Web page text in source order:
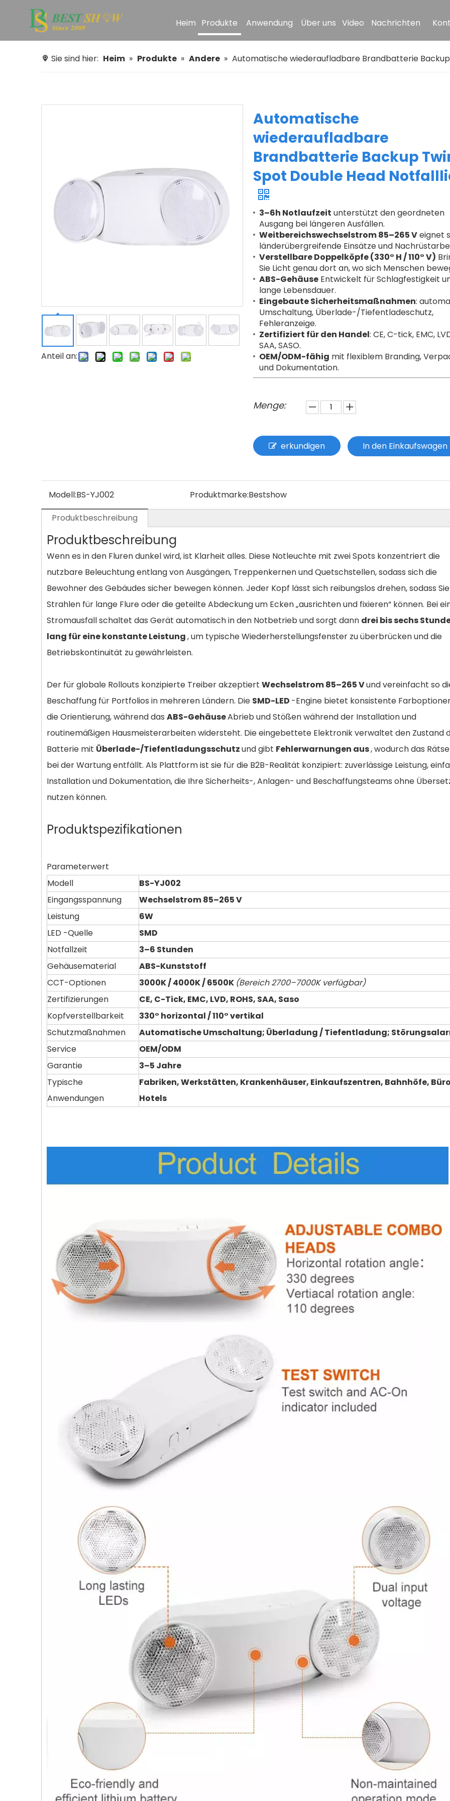
Heim Produkte Anwendung Über uns Video Nachrichten
Sie sind hier: Heim » Produkte » Andere » Automatische wiederaufladbare Brandbatterie
Anteil an:
Automatische
wiederaufladbare
Brandbatterie Backup
Spot Double Head
3–6h Notlaufzeit unterstützt den geordneten
Ausgang bei längeren Ausfällen.
Weitbereichswechselstrom 85–265 Veignet
länderübergreifende Einsätze und
Verstellbare Doppelköpfe (330° H / 110° V)
Sie Licht genau dort an, wo sich Menschen
ABS-Gehäuse Entwickelt für Schlagfestigkeit
lange Lebensdauer.
Eingebaute Sicherheitsmaßnahmen:
Umschaltung, Überlade-/Tiefentladeschutz,
Fehleranzeige.
Zertifiziert für den Handel: CE, C-tick, EMC,
SAA, SASO.
OEM/ODM-fähig mit flexiblem Branding,
und Dokumentation.
Menge:
erkundigen In den Einkaufswagen
Modell:BS-YJ002 Produktmarke:Bestshow
Produktbeschreibung
Produktbeschreibung
Wenn es in den Fluren dunkel wird, ist Klarheit alles. Diese Notleuchte mit zwei Spots konzentriert die
nutzbare Beleuchtung entlang von Ausgängen, Treppenkernen und Quetschstellen, sodass sich die
Bewohner des Gebäudes sicher bewegen können. Jeder Kopf lässt sich reibungslos drehen, sodass
Strahlen für lange Flure oder die geteilte Abdeckung um Ecken „ausrichten und fixieren“ können. Bei
Stromausfall schaltet das Gerät automatisch in den Notbetrieb und sorgt dann drei bis sechs
lang für eine konstante Leistung, um typische Wiederherstellungsfenster zu überbrücken und die
Betriebskontinuität zu gewährleisten.
Der für globale Rollouts konzipierte Treiber akzeptiert Wechselstrom 85–265 Vund vereinfacht so
Beschaffung für Portfolios in mehreren Ländern. Die SMD-LED -Engine bietet konsistente
die Orientierung, während das ABS-GehäuseAbrieb und Stößen während der Installation und
routinemäßigen Hausmeisterarbeiten widersteht. Die eingebettete Elektronik verwaltet den Zustand
Batterie mit Überlade-/Tiefentladungsschutzund gibt Fehlerwarnungen aus, wodurch das
bei der Wartung entfällt. Als Plattform ist sie für die B2B-Realität konzipiert: zuverlässige Leistung,
Installation und Dokumentation, die Ihre Sicherheits-, Anlagen- und Beschaffungsteams ohne
nutzen können.
Produktspezifikationen
Parameterwert
Modell
BS-YJ002
Eingangsspannung
Wechselstrom 85–265 V
Leistung
6W
LED -Quelle
SMD
Notfallzeit
3–6 Stunden
Gehäusematerial
ABS-Kunststoff
CCT-Optionen
3000K / 4000K / 6500K (Bereich 2700–7000K verfügbar)
Zertifizierungen
CE, C-Tick, EMC, LVD, ROHS, SAA, Saso
Kopfverstellbarkeit
330° horizontal / 110° vertikal
Schutzmaßnahmen
Automatische Umschaltung; Überladung / Tiefentladung;
Service
OEM/ODM
Garantie
3–5 Jahre
Typische
Anwendungen
Fabriken, Werkstätten, Krankenhäuser, Einkaufszentren, Bahnhöfe,
Hotels